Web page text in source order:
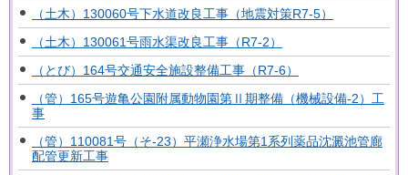
（土木）130060号下水道改良工事（地震対策R7-5）
（土木）130061号雨水渠改良工事（R7-2）
（とび）164号交通安全施設整備工事（R7-6）
（管）165号遊亀公園附属動物園第Ⅱ期整備（機械設備-2）工
事
（管）110081号（そ-23）平瀬浄水場第1系列薬品沈澱池管廊
配管更新工事